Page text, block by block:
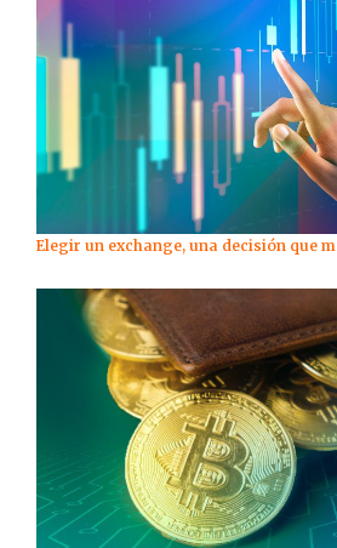
Elegir un exchange, una decisión que